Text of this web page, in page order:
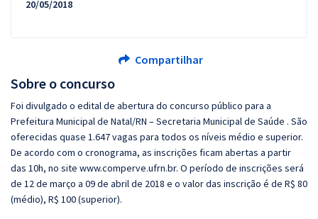
Sobre o concurso
Foi divulgado o edital de abertura do concurso público para a
Prefeitura Municipal de Natal/RN – Secretaria Municipal de Saúde . São
oferecidas quase 1.647 vagas para todos os níveis médio e superior.
De acordo com o cronograma, as inscrições ficam abertas a partir
das 10h, no site www.comperve.ufrn.br. O período de inscrições será
de 12 de março a 09 de abril de 2018 e o valor das inscrição é de R$ 80
(médio), R$ 100 (superior).
20/05/2018
Compartilhar